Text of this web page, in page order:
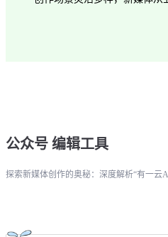
公众号 编辑工具
探索新媒体创作的奥秘：深度解析“有一云